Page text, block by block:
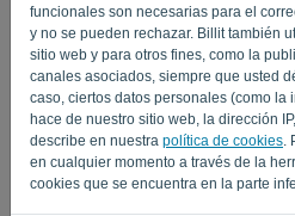
funcionales son necesarias para el
y no se pueden rechazar. Billit también
sitio web y para otros fines, como la
canales asociados, siempre que usted
caso, ciertos datos personales (como la
hace de nuestro sitio web, la dirección
describe en nuestra política de cookies
en cualquier momento a través de la
cookies que se encuentra en la parte
Recuerda
INICIAR